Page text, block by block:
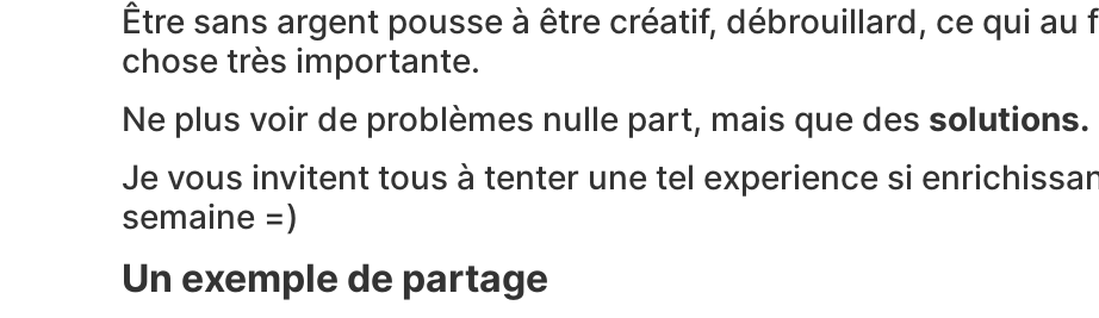
Être sans argent pousse à être créatif, débrouillard, ce qui au
chose très importante.
Ne plus voir de problèmes nulle part, mais que des solutions.
Je vous invitent tous à tenter une tel experience si
semaine =)
Un exemple de partage